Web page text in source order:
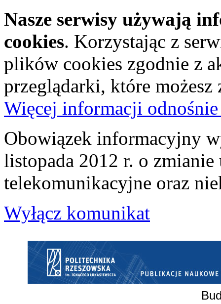
Nasze serwisy używają
cookies. Korzystając z
plików cookies zgodnie z
przeglądarki, które
Więcej informacji
Obowiązek informacyjny
listopada 2012 r. o zmianie
telekomunikacyjne oraz
Wyłącz komunikat